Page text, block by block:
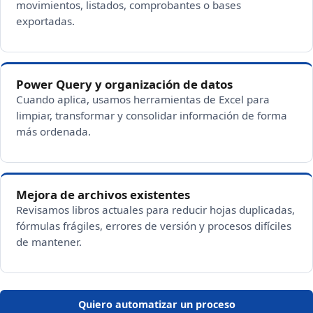
movimientos, listados, comprobantes o bases
exportadas.
Power Query y organización de datos
Cuando aplica, usamos herramientas de Excel para
limpiar, transformar y consolidar información de forma
más ordenada.
Mejora de archivos existentes
Revisamos libros actuales para reducir hojas duplicadas,
fórmulas frágiles, errores de versión y procesos difíciles
de mantener.
Quiero automatizar un proceso